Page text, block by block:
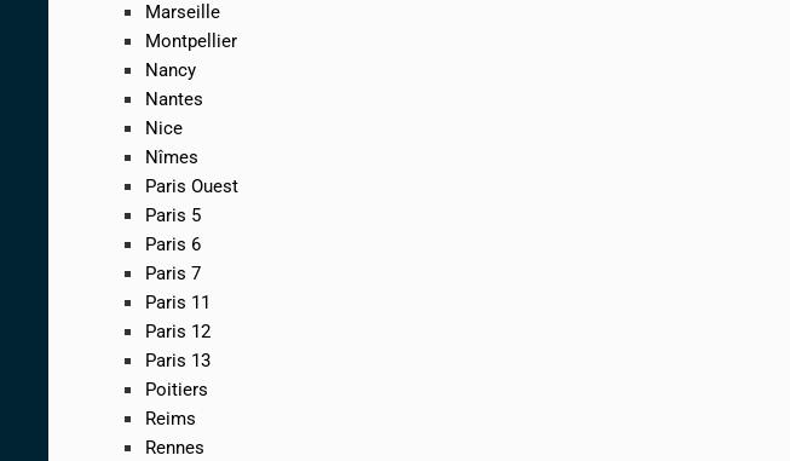
Marseille
Montpellier
Nancy
Nantes
Nice
Nîmes
Paris Ouest
Paris 5
Paris 6
Paris 7
Paris 11
Paris 12
Paris 13
Poitiers
Reims
Rennes